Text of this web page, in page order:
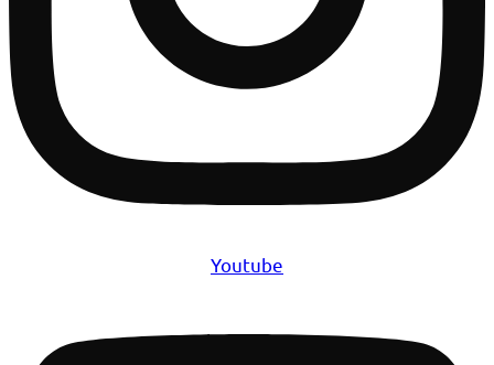
Youtube